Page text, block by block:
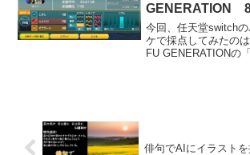
GENERATION
今回、任天堂switch
ケで採点してみたの
FU GENERATIONの
俳句でAIにイラスト